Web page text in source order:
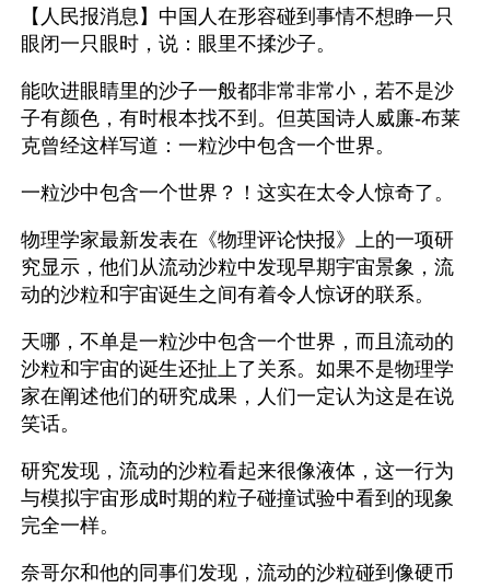
【人民报消息】中国人在形容碰到事情不想睁一只
眼闭一只眼时，说：眼里不揉沙子。
能吹进眼睛里的沙子一般都非常非常小，若不是沙
子有颜色，有时根本找不到。但英国诗人威廉-布莱
克曾经这样写道：一粒沙中包含一个世界。
一粒沙中包含一个世界？！这实在太令人惊奇了。
物理学家最新发表在《物理评论快报》上的一项研
究显示，他们从流动沙粒中发现早期宇宙景象，流
动的沙粒和宇宙诞生之间有着令人惊讶的联系。
天哪，不单是一粒沙中包含一个世界，而且流动的
沙粒和宇宙的诞生还扯上了关系。如果不是物理学
家在阐述他们的研究成果，人们一定认为这是在说
笑话。
研究发现，流动的沙粒看起来很像液体，这一行为
与模拟宇宙形成时期的粒子碰撞试验中看到的现象
完全一样。
奈哥尔和他的同事们发现，流动的沙粒碰到像硬币